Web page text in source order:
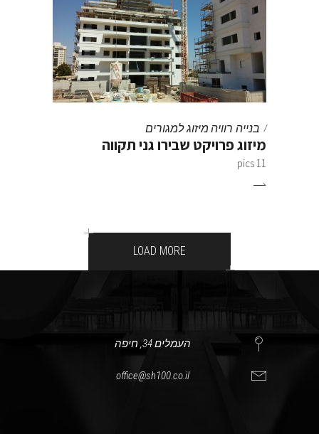
בנייה רוויה מיזוג למגורים
מיזוג פרויקט שבירו גני תקווה
11 pics
LOAD MORE
העמלים 34, חיפה
office@sh100.co.il